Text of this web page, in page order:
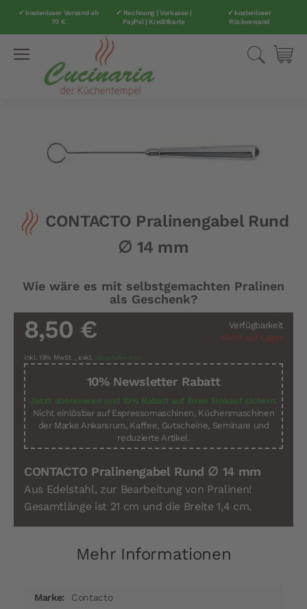
✔ kostenloser Versand ab
70 €
✔ Rechnung | Vorkasse |
PayPal | Kreditkarte
✔ kostenloser
Rückversand
Suche
Bildergalerie
Zum
Anfang
der
CONTACTO Pralinengabel Rund
∅ 14 mm
Wie wäre es mit selbstgemachten Pralinen
als Geschenk?
Verfügbarkeit
Nicht auf Lager
8,50 €
Inkl. 19% MwSt. , exkl. Versandkosten
10% Newsletter Rabatt
Jetzt abonnieren und 10% Rabatt auf Ihren Einkauf sichern.
Nicht einlösbar auf Espressomaschinen, Küchenmaschinen
der Marke Ankarsrum, Kaffee, Gutscheine, Seminare und
reduzierte Artikel.
CONTACTO Pralinengabel Rund ∅ 14 mm
Aus Edelstahl, zur Bearbeitung von Pralinen!
Gesamtlänge ist 21 cm und die Breite 1,4 cm.
Mehr Informationen
InformationenContacto